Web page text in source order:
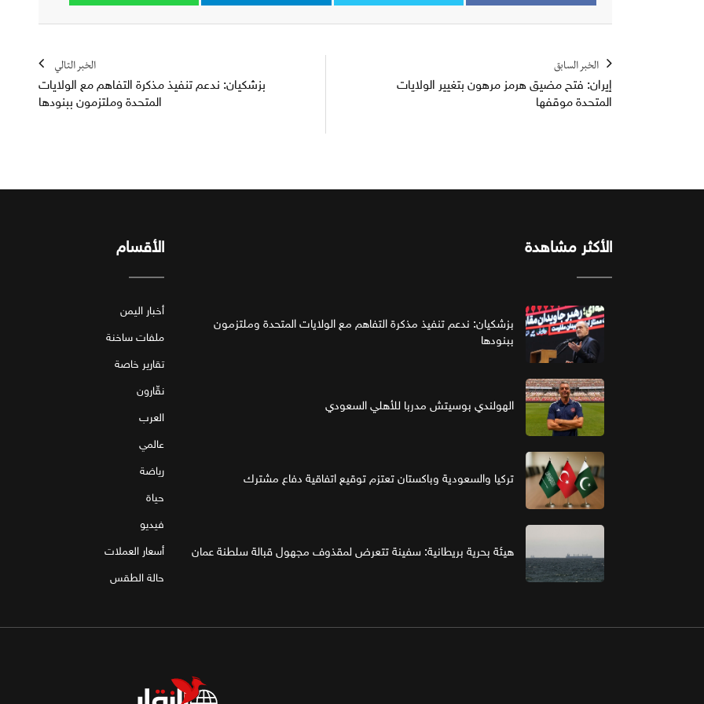
الخبر السابق
إيران: فتح مضيق هرمز مرهون بتغيير الولايات
المتحدة موقفها
الخبر التالي
بزشكيان: ندعم تنفيذ مذكرة التفاهم مع الولايات
المتحدة وملتزمون ببنودها
الأكثر مشاهدة
بزشكيان: ندعم تنفيذ مذكرة التفاهم مع الولايات المتحدة وملتزمون
ببنودها
الهولندي بوسيتش مدربا للأهلي السعودي
تركيا والسعودية وباكستان تعتزم توقيع اتفاقية دفاع مشترك
هيئة بحرية بريطانية: سفينة تتعرض لمقذوف مجهول قبالة سلطنة عمان
الأقسام
أخبار اليمن
ملفات ساخنة
تقارير خاصة
نقّارون
العرب
عالمي
رياضة
حياة
فيديو
أسعار العملات
حالة الطقس